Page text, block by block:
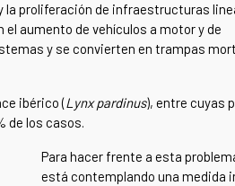
proliferación de infraestructuras
aumento de vehículos a motor y de
y se convierten en trampas
ibérico (Lynx pardinus), entre cuyas
de los casos.
Para hacer frente a esta
está contemplando una medida